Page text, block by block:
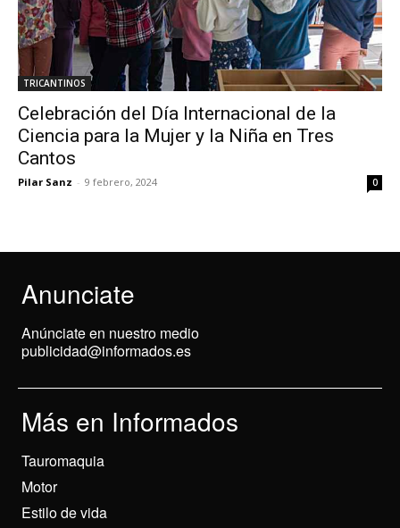
TRICANTINOS
Celebración del Día Internacional de la
Ciencia para la Mujer y la Niña en Tres
Cantos
Pilar Sanz - 9 febrero, 2024 0
Anunciate
Anúnciate en nuestro medio
publicidad@informados.es
Más en Informados
Tauromaquia
Motor
Estilo de vida